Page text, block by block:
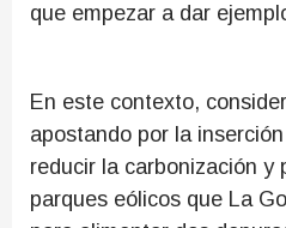
que empezar a dar
En este contexto,
apostando por la
reducir la carbonización y
parques eólicos que La